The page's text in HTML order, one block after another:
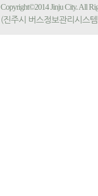
Copyright©2014 Jinju City. All
(진주시 버스정보관리시스